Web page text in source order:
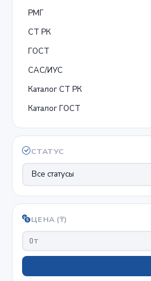
РМГ
СТ РК
ГОСТ
САС/ИУС
Каталог СТ РК
Каталог ГОСТ
СТАТУС
ЦЕНА (₸)